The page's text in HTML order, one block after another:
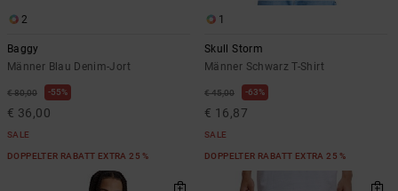
2
Baggy
Männer Blau Denim-Jort
€ 80,00 55%
€ 36,00
SALE
DOPPELTER RABATT EXTRA 25 %
1
Skull Storm
Männer Schwarz T-Shirt
€ 45,00 63%
€ 16,87
SALE
DOPPELTER RABATT EXTRA 25 %